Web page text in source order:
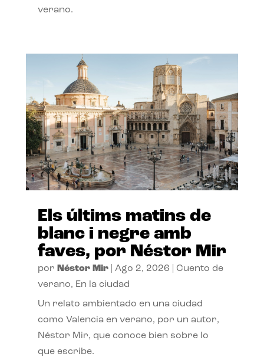
verano.
Els últims matins de
blanc i negre amb
faves, por Néstor Mir
por Néstor Mir| Ago 2, 2026
Cuento de
verano, En la ciudad
Un relato ambientado en una ciudad
como Valencia en verano, por un autor,
Néstor Mir, que conoce bien sobre lo
que escribe.